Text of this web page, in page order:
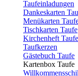
Taufeinladungen
Dankeskarten
Menükarten
Tischkarten Taufe
Kirchenheft Taufe
Taufkerzen
Gästebuch Taufe
Kartenbox Taufe